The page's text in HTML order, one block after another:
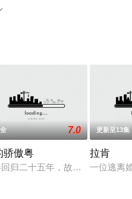
嘉欣,江嘉敏,韦家雄,郑子
东,胡敏芝,区霭玲,方绍聪,
饰），为一段伤逝的爱情守
7.0
骄傲粤
归二十五年，故事围绕一个奋
更新至13集
拉肯
一位逃离